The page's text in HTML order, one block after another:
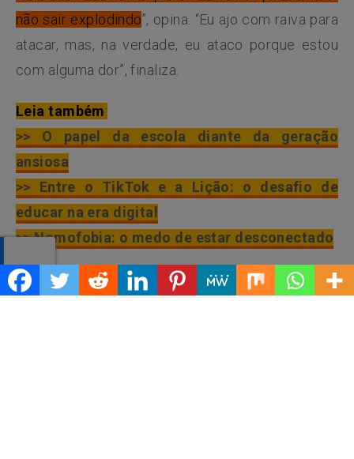
não sair explodindo”, opina. “Eu ajo com raiva para
atacar, mas, na verdade, eu ataco porque estou
com alguma dor”, finaliza.
Leia também:
>> O papel da escola diante da geração
ansiosa
>> Entre o TikTok e a Lição: o desafio de
educar na era digital
>> Nomofobia: o medo de estar desconectado
Em evento ocorridoem maio deste ano, o MPRS